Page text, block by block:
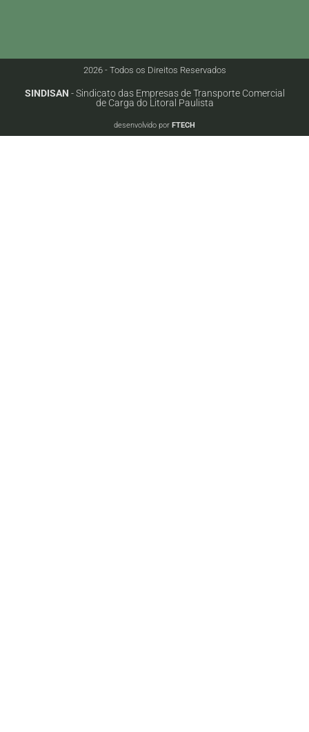
2026 - Todos os Direitos Reservados
SINDISAN - Sindicato das Empresas de Transporte Comercial
de Carga do Litoral Paulista
desenvolvido por FTECH